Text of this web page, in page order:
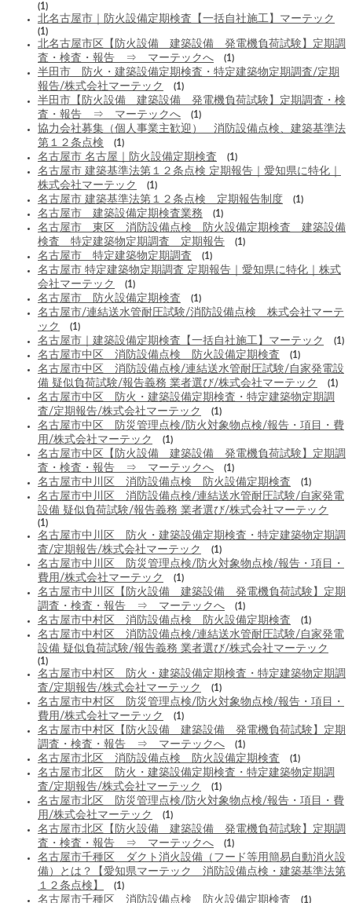
(1)
北名古屋市｜防火設備定期検査【一括自社施工】マーテック
(1)
北名古屋市区【防火設備 建築設備 発電機負荷試験】定期調
査・検査・報告 ⇒ マーテックへ
(1)
半田市 防火・建築設備定期検査・特定建築物定期調査/定期
報告/株式会社マーテック
(1)
半田市【防火設備 建築設備 発電機負荷試験】定期調査・検
査・報告 ⇒ マーテックへ
(1)
協力会社募集（個人事業主歓迎） 消防設備点検、建築基準法
第１２条点検
(1)
名古屋市 名古屋｜防火設備定期検査 (1)
名古屋市 建築基準法第１２条点検 定期報告｜愛知県に特化｜
株式会社マーテック
(1)
名古屋市 建築基準法第１２条点検 定期報告制度 (1)
名古屋市 建築設備定期検査業務 (1)
名古屋市 東区 消防設備点検 防火設備定期検査 建築設備
検査 特定建築物定期調査 定期報告
(1)
名古屋市 特定建築物定期調査 (1)
名古屋市 特定建築物定期調査 定期報告｜愛知県に特化｜株式
会社マーテック
(1)
名古屋市 防火設備定期検査 (1)
名古屋市/連結送水管耐圧試験/消防設備点検 株式会社マーテ
ック
(1)
名古屋市｜建築設備定期検査【一括自社施工】マーテック (1)
名古屋市中区 消防設備点検 防火設備定期検査 (1)
名古屋市中区 消防設備点検/連結送水管耐圧試験/自家発電設
備 疑似負荷試験/報告義務 業者選び/株式会社マーテック
(1)
名古屋市中区 防火・建築設備定期検査・特定建築物定期調
査/定期報告/株式会社マーテック
(1)
名古屋市中区 防災管理点検/防火対象物点検/報告・項目・費
用/株式会社マーテック
(1)
名古屋市中区【防火設備 建築設備 発電機負荷試験】定期調
査・検査・報告 ⇒ マーテックへ
(1)
名古屋市中川区 消防設備点検 防火設備定期検査 (1)
名古屋市中川区 消防設備点検/連結送水管耐圧試験/自家発電
設備 疑似負荷試験/報告義務 業者選び/株式会社マーテック
(1)
名古屋市中川区 防火・建築設備定期検査・特定建築物定期調
査/定期報告/株式会社マーテック
(1)
名古屋市中川区 防災管理点検/防火対象物点検/報告・項目・
費用/株式会社マーテック
(1)
名古屋市中川区【防火設備 建築設備 発電機負荷試験】定期
調査・検査・報告 ⇒ マーテックへ
(1)
名古屋市中村区 消防設備点検 防火設備定期検査 (1)
名古屋市中村区 消防設備点検/連結送水管耐圧試験/自家発電
設備 疑似負荷試験/報告義務 業者選び/株式会社マーテック
(1)
名古屋市中村区 防火・建築設備定期検査・特定建築物定期調
査/定期報告/株式会社マーテック
(1)
名古屋市中村区 防災管理点検/防火対象物点検/報告・項目・
費用/株式会社マーテック
(1)
名古屋市中村区【防火設備 建築設備 発電機負荷試験】定期
調査・検査・報告 ⇒ マーテックへ
(1)
名古屋市北区 消防設備点検 防火設備定期検査 (1)
名古屋市北区 防火・建築設備定期検査・特定建築物定期調
査/定期報告/株式会社マーテック
(1)
名古屋市北区 防災管理点検/防火対象物点検/報告・項目・費
用/株式会社マーテック
(1)
名古屋市北区【防火設備 建築設備 発電機負荷試験】定期調
査・検査・報告 ⇒ マーテックへ
(1)
名古屋市千種区 ダクト消火設備（フード等用簡易自動消火設
備）とは？【愛知県マーテック 消防設備点検・建築基準法第
１２条点検】
(1)
名古屋市千種区 消防設備点検 防火設備定期検査 (1)